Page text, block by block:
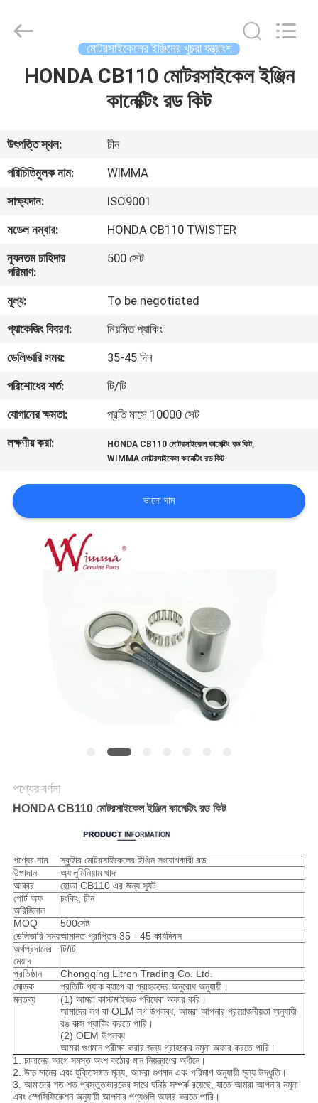
বাড়ি
ভিডিও
আমাদের
সম্বন্ধে
পরিদর্শন
গুণমান
নিয়ন্ত্রণ
খবর
উদ্ধৃতি
অনুরোধ
Parts
Reserved.
মোটরসাইকেলের ইঞ্জিনের খুচরা যন্ত্রাংশ
HONDA CB110 মোটরসাইকেল ইঞ্জিন
কানেক্টিং রড কিট
উৎপত্তি স্থল:
চীন
পরিচিতিমুলক নাম:
WIMMA
সাক্ষ্যদান:
ISO9001
মডেল নম্বার:
HONDA CB110 TWISTER
ন্যূনতম চাহিদার
পরিমাণ:
500 সেট
মূল্য:
To be negotiated
প্যাকেজিং বিবরণ:
নিয়মিত প্যাকিং
ডেলিভারি সময়:
35-45 দিন
পরিশোধের শর্ত:
টি/টি
যোগানের ক্ষমতা:
প্রতি মাসে 10000 সেট
লক্ষণীয় করা:
HONDA CB110 মোটরসাইকেল কানেক্টিং রড কিট,
WIMMA মোটরসাইকেল কানেক্টিং রড কিট
ভালো দাম
পণ্যের বর্ণনা
HONDA CB110 মোটরসাইকেল ইঞ্জিন কানেক্টিং রড কিট
পণ্যের নাম
স্কুটার মোটরসাইকেলের ইঞ্জিন সংযোগকারী রড
উপাদান
অ্যালুমিনিয়াম খাদ
আকার
হোন্ডা CB110 এর জন্য স্যুট
পোর্ট অফ
অরিজিনাল
চংকিং, চীন
MOQ
500সেট
ডেলিভারি সময়আমানত প্রাপ্তির 35 - 45 কার্যদিবস
অর্থপ্রদানের
মেয়াদ
টি/টি
প্রতিষ্ঠান
Chongqing Litron Trading Co. Ltd.
মোড়ক
প্রতিটি প্যাক ব্যাগে বা গ্রাহকদের অনুরোধ অনুযায়ী।
মন্তব্য
(1) আমরা কাস্টমাইজড পরিষেবা অফার করি।
আমাদের লগ বা OEM লগ উপলব্ধ, আমরা আপনার প্রয়োজনীয়তা অনুযায়ী
রঙ বাক্স প্যাকিং করতে পারি।
(2) OEM উপলব্ধ
আমরা গুণমান পরীক্ষা করার জন্য গ্রাহকের নমুনা অফার করতে পারি।
1. চালানের আগে সমস্ত অংশ কঠোর মান নিয়ন্ত্রণের অধীনে।
2. উচ্চ মানের এবং যুক্তিসঙ্গত মূল্য, আমরা গুণমান এবং পরিমাণ অনুযায়ী মূল্য উদ্ধৃতি।
3. আমাদের শত শত প্রস্তুতকারকের সাথে ঘনিষ্ঠ সম্পর্ক রয়েছে, যাতে আমরা আপনার নমুনা
এবং স্পেসিফিকেশন অনুযায়ী আপনার পণ্যগুলি অফার করতে পারি।